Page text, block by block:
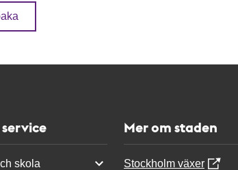
skola
Mer om staden
Stockholm växer